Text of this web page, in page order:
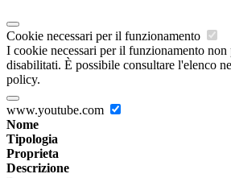
Cookie necessari per il funzionamento
I cookie necessari per il funzionamento non
disabilitati. È possibile consultare l'elenco
policy.
www.youtube.com
Nome
Tipologia
Proprieta
Descrizione